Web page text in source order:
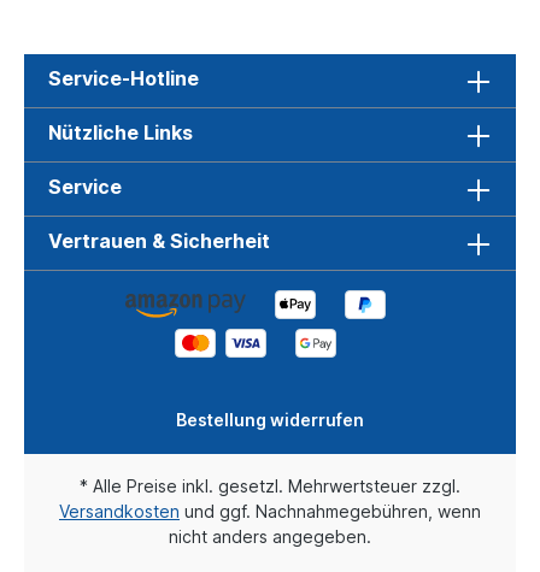
Service-Hotline
Nützliche Links
Service
Vertrauen & Sicherheit
Bestellung widerrufen
* Alle Preise inkl. gesetzl. Mehrwertsteuer zzgl.
Versandkosten und ggf. Nachnahmegebühren, wenn
nicht anders angegeben.